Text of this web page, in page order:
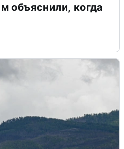
объяснили, когда